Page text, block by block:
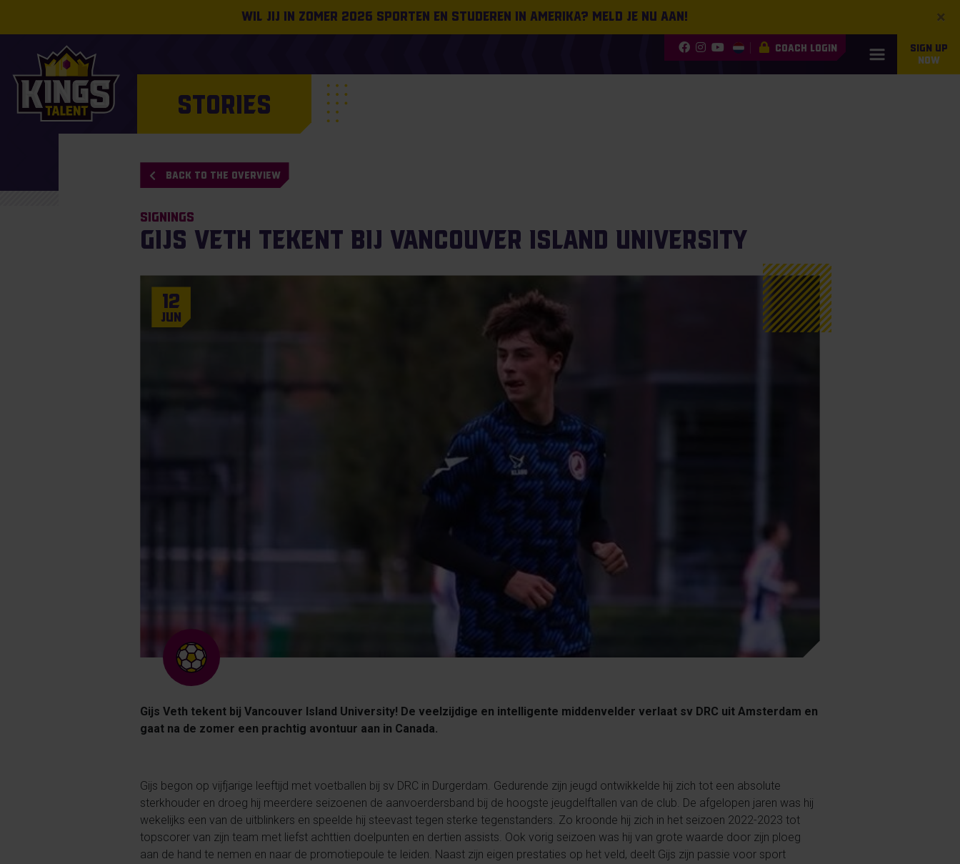
×
Wil jij in zomer 2026 sporten en studeren in Amerika? Meld je nu aan!
COACH LOGIN
SIGN UP
NOW
STORIES
BACK TO THE OVERVIEW
Signings
Gijs Veth tekent bij Vancouver Island University
12
Jun
Gijs Veth tekent bij Vancouver Island University! De veelzijdige en intelligente middenvelder verlaat sv DRC uit Amsterdam en
gaat na de zomer een prachtig avontuur aan in Canada.
Gijs begon op vijfjarige leeftijd met voetballen bij sv DRC in Durgerdam. Gedurende zijn jeugd ontwikkelde hij zich tot een absolute
sterkhouder en droeg hij meerdere seizoenen de aanvoerdersband bij de hoogste jeugdelftallen van de club. De afgelopen jaren was hij
wekelijks een van de uitblinkers en speelde hij steevast tegen sterke tegenstanders. Zo kroonde hij zich in het seizoen 2022-2023 tot
topscorer van zijn team met liefst achttien doelpunten en dertien assists. Ook vorig seizoen was hij van grote waarde door zijn ploeg
aan de hand te nemen en naar de promotiepoule te leiden. Naast zijn eigen prestaties op het veld, deelt Gijs zijn passie voor sport